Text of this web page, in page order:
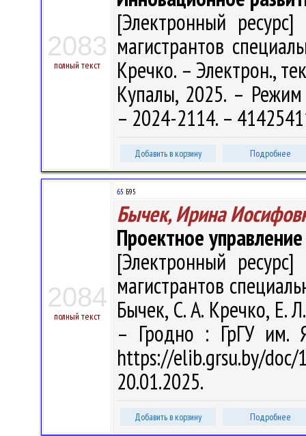
2083
полный текст
[Электронный
магистрантов
Кречко. – Электрон.,
Купалы, 2025. –
– 2024-2114. –
Добавить в корзину Подробнее
2084
полный текст
65 Б95
Бычек, Ирина
Проектное управление
[Электронный
магистрантов
Бычек, С. А. Кречко, Е.
– Гродно : ГрГУ им.
https://elib.grsu.by/
20.01.2025.
Добавить в корзину Подробнее